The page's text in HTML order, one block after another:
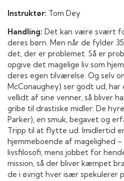
Instruktør: Tom Dey
Handling: Det kan være svært
deres børn. Men når de fylder
det, der er problemet. Så er
opgive det magelige liv som
deres egen tilværelse. Og selv
McConaughey) ser godt ud, har
vellidt af sine venner, så bliver
gribe til drastiske midler: De
Parker), en smuk, begavet og
Tripp til at flytte ud. Imidlertid
hjemmeboende af magelighed
livsfilosofi, mens jobbet for
mission, så der bliver kæmpet
de i øvrigt hver især spekulerer